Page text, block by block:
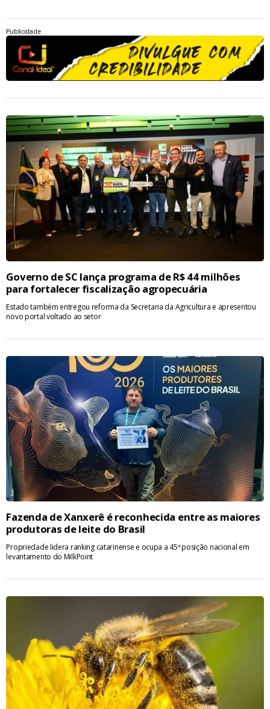
Publicidade
Governo de SC lança programa de R$ 44 milhões
para fortalecer fiscalização agropecuária
Estado também entregou reforma da Secretaria da Agricultura e apresentou
novo portal voltado ao setor
Fazenda de Xanxerê é reconhecida entre as maiores
produtoras de leite do Brasil
Propriedade lidera ranking catarinense e ocupa a 45ª posição nacional em
levantamento do MilkPoint